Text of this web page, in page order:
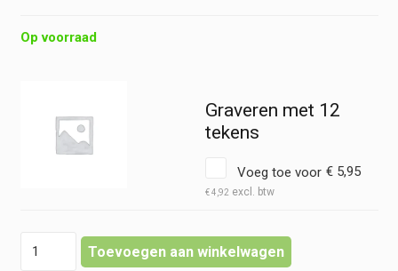
Op voorraad
Graveren met 12
tekens
Voeg toe voor € 5,95
€4,92
Arterieklem
Toevoegen aan winkelwagen